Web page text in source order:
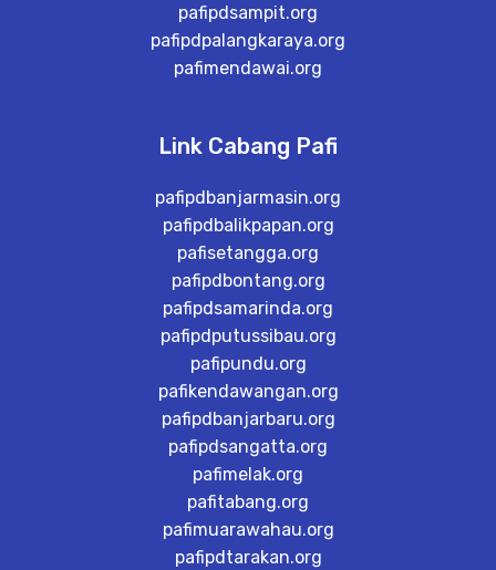
pafipdsampit.org
pafipdpalangkaraya.org
pafimendawai.org
Link Cabang Pafi
pafipdbanjarmasin.org
pafipdbalikpapan.org
pafisetangga.org
pafipdbontang.org
pafipdsamarinda.org
pafipdputussibau.org
pafipundu.org
pafikendawangan.org
pafipdbanjarbaru.org
pafipdsangatta.org
pafimelak.org
pafitabang.org
pafimuarawahau.org
pafipdtarakan.org